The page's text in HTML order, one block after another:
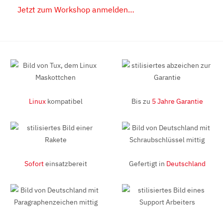
Jetzt zum Workshop anmelden…
Linuxkompatibel Bis zu 5 Jahre Garantie
Soforteinsatzbereit Gefertigt in Deutschland